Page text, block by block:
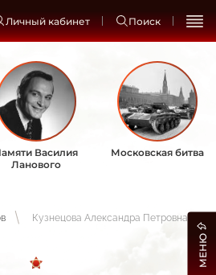
Личный кабинет Поиск
Василия
Ланового
Московская битва
Кузнецова Александра Петровна
МЕНЮ